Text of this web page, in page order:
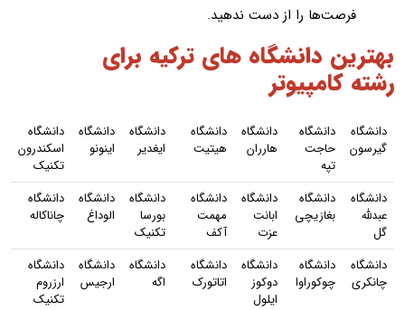
فرصت‌ها را از دست ندهید.
بهترین دانشگاه های ترکیه برای
رشته کامپیوتر
دانشگاه
گیرسون
دانشگاه
حاجت
تپه
دانشگاه
هارران
دانشگاه
هیتیت
دانشگاه
ایغدیر
دانشگاه
اینونو
دانشگاه
اسکندرون
تکنیک
دانشگاه
عبدلله
گل
دانشگاه
بغازیچی
دانشگاه
ابانت
عزت
دانشگاه
مهمت
آکف
دانشگاه
بورسا
تکنیک
دانشگاه
الوداغ
دانشگاه
چاناکاله
دانشگاه
چانکری
دانشگاه
چوکوراوا
دانشگاه
دوکوز
ایلول
دانشگاه
اتاتورک
دانشگاه
اگه
دانشگاه
ارجیس
دانشگاه
ارزروم
تکنیک